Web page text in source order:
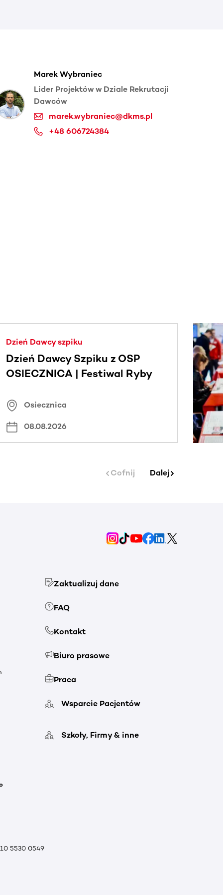
Marek Wybraniec
Lider Projektów w Dziale Rekrutacji
Dawców
marek.wybraniec@dkms.pl
+48 606724384
Dzień Dawcy szpiku
Dzień Dawcy Szpiku z OSP
OSIECZNICA | Festiwal Ryby
Osiecznica
08.08.2026
Cofnij Dalej
Zaktualizuj dane
FAQ
Kontakt
Biuro prasowe
Praca
Wsparcie Pacjentów
Szkoły, Firmy & inne
5530 0549